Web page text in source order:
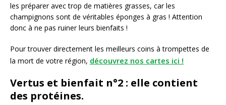
les préparer avec trop de matières grasses, car les
champignons sont de véritables éponges à gras ! Attention
donc à ne pas ruiner leurs bienfaits !
Pour trouver directement les meilleurs coins à trompettes de
la mort de votre région, découvrez nos cartes ici !
Vertus et bienfait n°2 : elle contient
des protéines.